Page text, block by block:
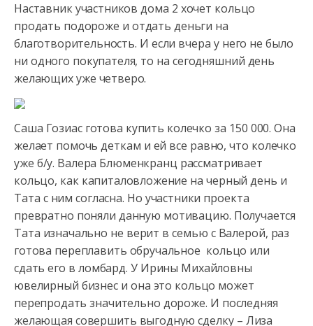
Наставник участников дома 2 хочет кольцо
продать подороже и отдать деньги на
благотворительность. И если вчера у него не было
ни одного покупателя, то на сегодняшний день
желающих уже четверо.
Саша Гозиас готова купить колечко за 150 000. Она
желает помочь деткам и ей все равно, что колечко
уже б/у. Валера Блюменкранц рассматривает
кольцо, как капиталовложение на черный день и
Тата с ним согласна. Но участники проекта
превратно поняли данную мотивацию. Получается
Тата изначально не верит в семью с Валерой, раз
готова переплавить обручальное кольцо или
сдать его в ломбард. У Ирины Михайловны
ювелирный бизнес и она это кольцо может
перепродать значительно дороже. И последняя
желающая совершить выгодную сделку – Лиза